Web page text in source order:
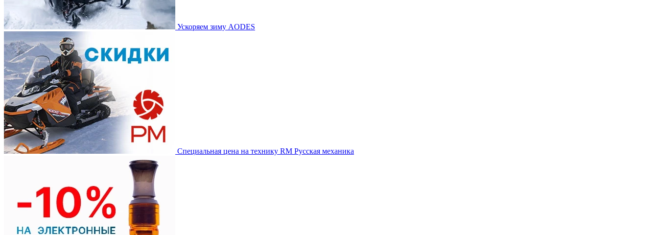
Ускоряем зиму AODES
Специальная цена на технику RM Русская механика